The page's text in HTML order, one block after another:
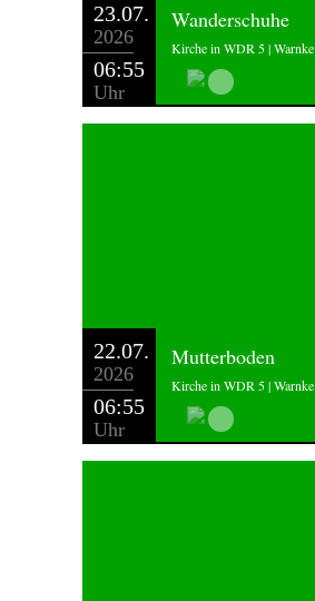
23.07.
2026
06:55
Uhr
Wanderschuhe
Kirche in WDR 5 | Warnke
22.07.
2026
06:55
Uhr
Mutterboden
Kirche in WDR 5 | Warnke